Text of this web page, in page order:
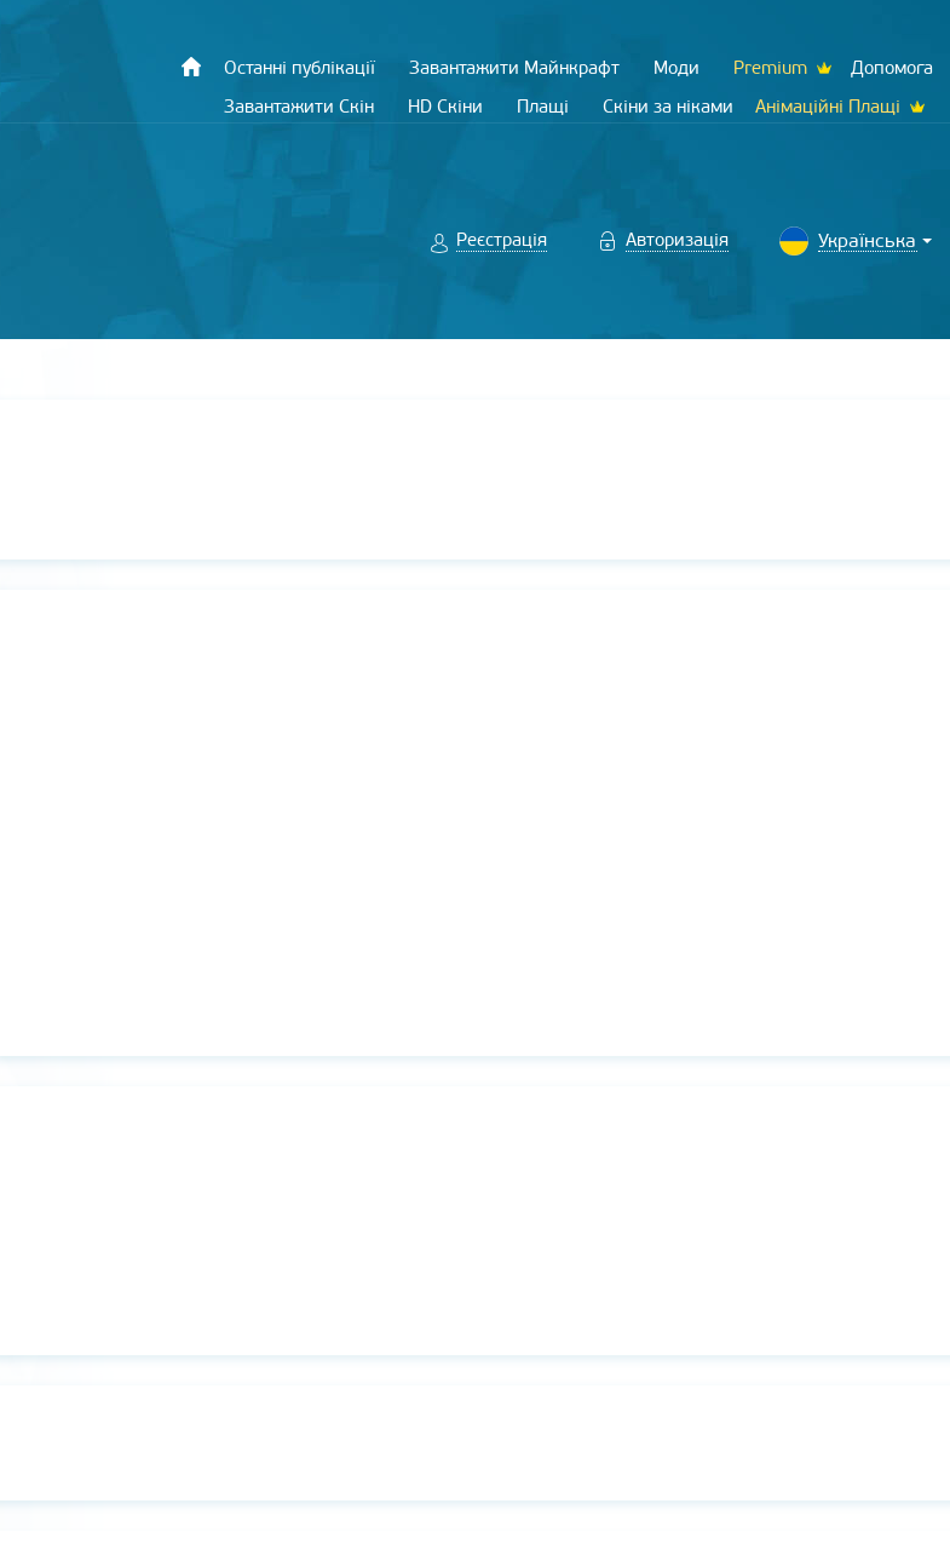
Останні публікації Завантажити Майнкрафт Моди Premium
Допомога
Завантажити Скін
HD Скіни Плащі Скіни за ніками Анімаційні Плащі
Реєстрація Авторизація